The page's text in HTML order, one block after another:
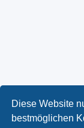
Diese Website
bestmöglichen